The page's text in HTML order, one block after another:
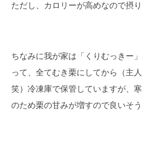
ただし、カロリーが高めなので摂
ちなみに我が家は「くりむっきー
って、全てむき栗にしてから（主
笑）冷凍庫で保管していますが、
のため栗の甘みが増すので良いそ